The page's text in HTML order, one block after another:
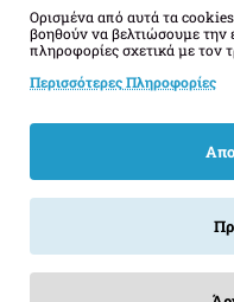
Πληροφορίες Παράδοσης
Όροι Επιστροφής
Ορισμένα από αυτά τα
βοηθούν να βελτιώσουμε την
πληροφορίες σχετικά με τον
Περισσότερες Πληροφορίες